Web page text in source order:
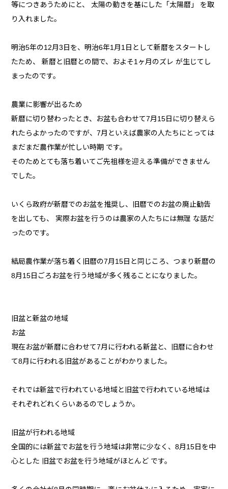
等につきあうためにと、 太陽の動きを基にした「太陽暦」 を取
り入れました。
明治5年の12月3日を、明治6年1月1日として新暦をスタートし
たため、 新暦と旧暦との間で、およそ1ヶ月のズレ が生じてし
まったのです。
農業に影響が出るため
新暦に切り替わったとき、お盆も合わせて7月15日に切り替えら
れたらよかったのですが、7月といえば農家の人たちにとっては
まだまだ農作業が忙しい時期 です。
そのためとても落ち着いてご先祖様を迎える準備ができません
でした。
いくら政府が新暦でのお盆を推奨し、旧暦でのお盆の廃止勧告
を出しても、 実際お盆を行うのは農家の人たちには無理 な話だ
ったのです。
結局農作業が落ち着く旧暦の7月15日と同じころ、つまり新暦の
8月15日ごろお盆を行う地域が多く残ることになりました。
旧盆と新盆の地域
お盆
現在お盆が新暦に合わせて7月に行われる新盆と、旧暦に合わせ
て8月に行われる旧盆があることがわかりました。
それでは新盆で行われている地域と旧盆で行われている地域は
それぞれどれくらいあるのでしょうか。
旧盆が行われる地域
全国的には新盆でお盆を行う地域は非常に少なく、8月15日を中
心とした 旧盆でお盆を行う地域がほとんど です。